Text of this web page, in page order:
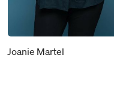
Joanie Martel